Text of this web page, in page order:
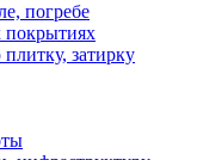
погребе
затирку